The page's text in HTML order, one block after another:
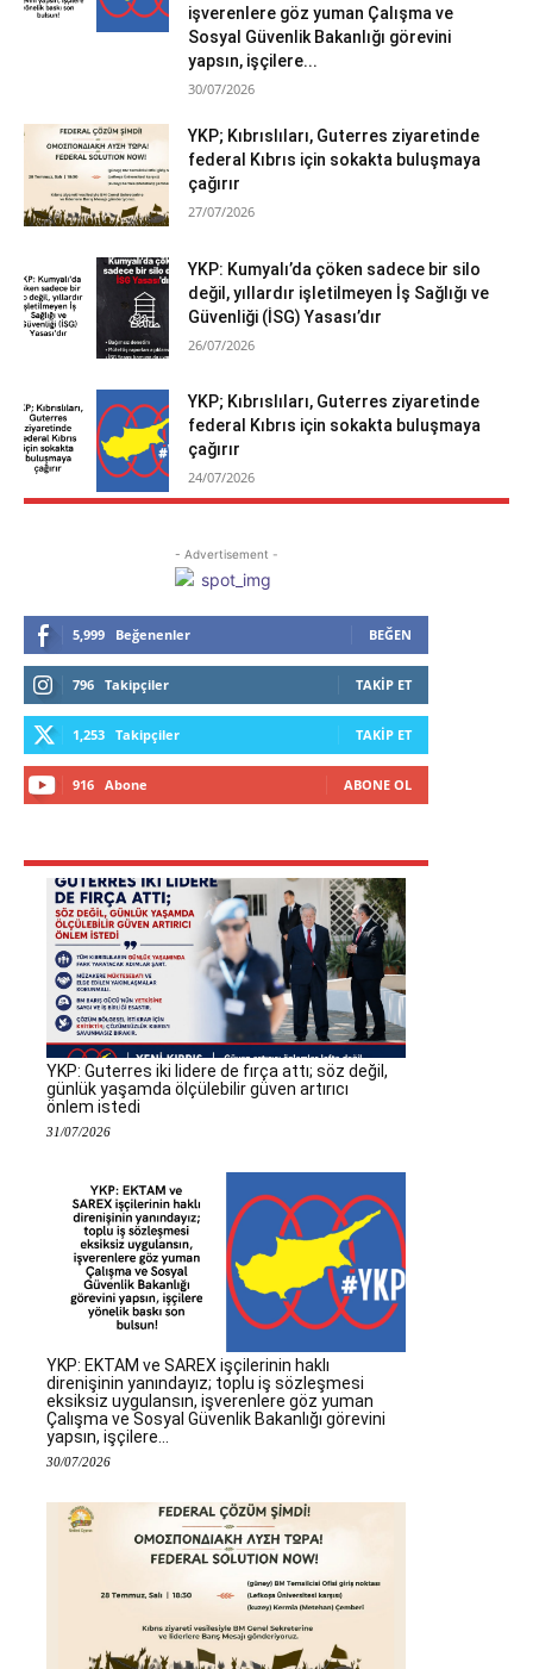
işverenlere göz yuman Çalışma ve
Sosyal Güvenlik Bakanlığı görevini
yapsın, işçilere...
30/07/2026
YKP; Kıbrıslıları, Guterres ziyaretinde
federal Kıbrıs için sokakta buluşmaya
çağırır
27/07/2026
YKP: Kumyalı’da çöken sadece bir silo
değil, yıllardır işletilmeyen İş Sağlığı ve
Güvenliği (İSG) Yasası’dır
26/07/2026
YKP; Kıbrıslıları, Guterres ziyaretinde
federal Kıbrıs için sokakta buluşmaya
çağırır
24/07/2026
- Advertisement -
5,999 Beğenenler BEĞEN
796 Takipçiler TAKIP ET
1,253 Takipçiler TAKIP ET
916 Abone ABONE OL
YKP: Guterres iki lidere de fırça attı; söz değil,
günlük yaşamda ölçülebilir güven artırıcı
önlem istedi
31/07/2026
YKP: EKTAM ve SAREX işçilerinin haklı
direnişinin yanındayız; toplu iş sözleşmesi
eksiksiz uygulansın, işverenlere göz yuman
Çalışma ve Sosyal Güvenlik Bakanlığı görevini
yapsın, işçilere...
30/07/2026